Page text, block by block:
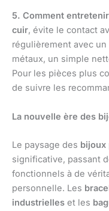
5. Comment
cuir, évite le contact
régulièrement avec
métaux, un simple
Pour les pièces plus
de suivre les
La nouvelle ère des
Le paysage des bijoux
significative, passant
fonctionnels à de
personnelle. Les
industrielles et les